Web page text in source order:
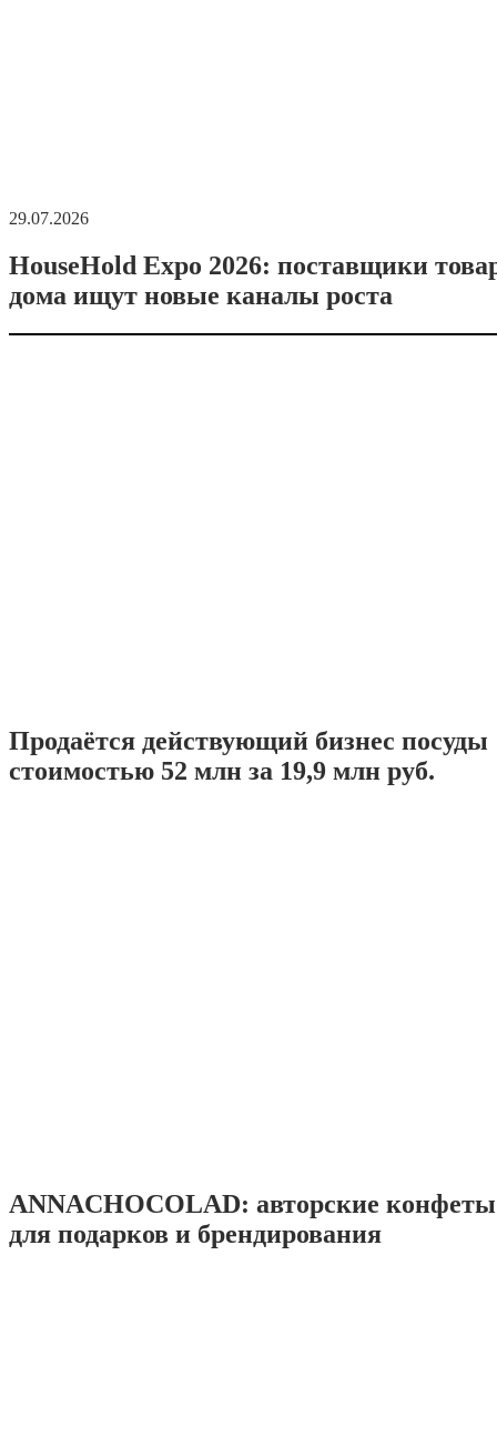
29.07.2026
HouseHold Expo 2026: поставщики
дома ищут новые каналы роста
Продаётся действующий бизнес посуды
стоимостью 52 млн за 19,9 млн руб.
ANNACHOCOLAD: авторские
для подарков и брендирования